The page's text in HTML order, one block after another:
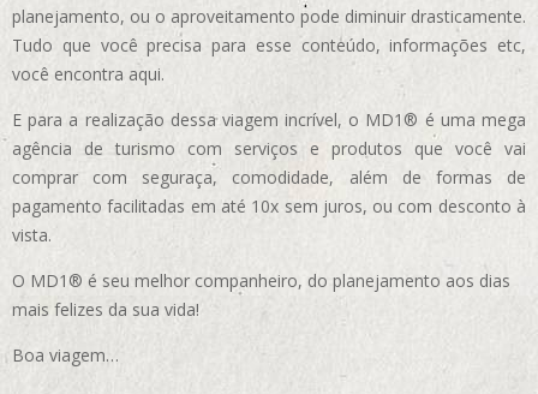
planejamento, ou o aproveitamento pode diminuir drasticamente.
Tudo que você precisa para esse conteúdo, informações etc,
você encontra aqui.
E para a realização dessa viagem incrível, o MD1® é uma mega
agência de turismo com serviços e produtos que você vai
comprar com seguraça, comodidade, além de formas de
pagamento facilitadas em até 10x sem juros, ou com desconto à
vista.
O MD1® é seu melhor companheiro, do planejamento aos dias
mais felizes da sua vida!
Boa viagem…